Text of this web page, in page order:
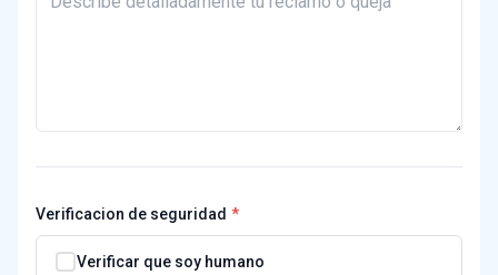
Verificacion de seguridad
Verificar que soy humano